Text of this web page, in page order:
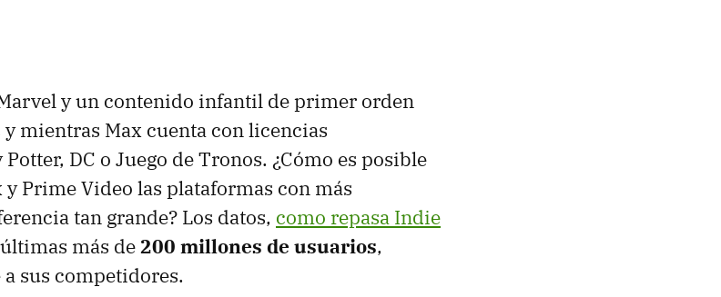
y un contenido infantil de primer orden
mientras Max cuenta con licencias
DC o Juego de Tronos. ¿Cómo es posible
Prime Video las plataformas con más
tan grande? Los datos, como repasa Indie
más de200 millones de usuarios,
sus competidores.